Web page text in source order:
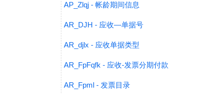
AP_Zlqj - 帐龄期间信息
AR_DJH - 应收—单据号
AR_djlx - 应收单据类型
AR_FpFqfk - 应收-发票分期付款
AR_Fpml - 发票目录